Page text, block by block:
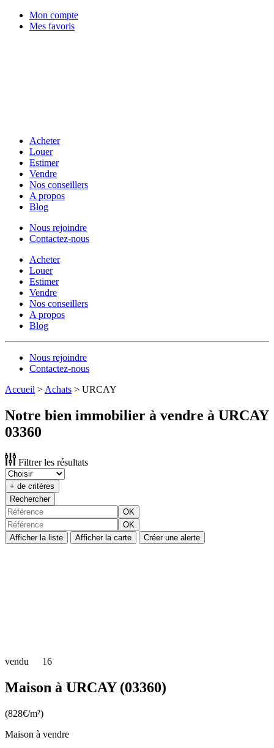
Mon compte
Mes favoris
Acheter
Louer
Estimer
Vendre
Nos conseillers
A propos
Blog
Nous rejoindre
Contactez-nous
Acheter
Louer
Estimer
Vendre
Nos conseillers
A propos
Blog
Nous rejoindre
Contactez-nous
Accueil > Achats > URCAY
Notre bien immobilier à vendre à URCAY
03360
Filtrer les résultats
+ de critères
Rechercher
OK
OK
Afficher la liste
Afficher la carte Créer une alerte
vendu 16
Maison à URCAY (03360)
(828€/m²)
Maison à vendre